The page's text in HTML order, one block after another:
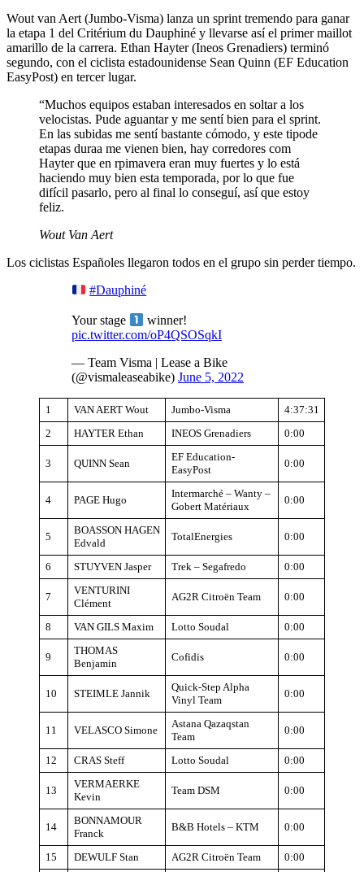
Wout van Aert (Jumbo-Visma) lanza un sprint tremendo para ganar
la etapa 1 del Critérium du Dauphiné y llevarse así el primer maillot
amarillo de la carrera. Ethan Hayter (Ineos Grenadiers) terminó
segundo, con el ciclista estadounidense Sean Quinn (EF Education
EasyPost) en tercer lugar.
“Muchos equipos estaban interesados ​​en soltar a los
velocistas. Pude aguantar y me sentí bien para el sprint.
En las subidas me sentí bastante cómodo, y este tipode
etapas duraa me vienen bien, hay corredores com
Hayter que en rpimavera eran muy fuertes y lo está
haciendo muy bien esta temporada, por lo que fue
difícil pasarlo, pero al final lo conseguí, así que estoy
feliz.
Wout Van Aert
Los ciclistas Españoles llegaron todos en el grupo sin perder tiempo.
#Dauphiné
Your stage
winner!
pic.twitter.com/oP4QSOSqkI
— Team Visma | Lease a Bike
(@vismaleaseabike) June 5, 2022
1 VAN AERT Wout Jumbo-Visma
4:37:31
2
HAYTER Ethan INEOS Grenadiers 0:00
3 QUINN Sean
EF Education-
EasyPost
0:00
4 PAGE Hugo
Intermarché – Wanty –
Gobert Matériaux
0:00
5
BOASSON HAGEN
Edvald
TotalEnergies 0:00
6 STUYVEN Jasper Trek – Segafredo 0:00
7
VENTURINI
Clément
AG2R Citroën Team 0:00
8 VAN GILS Maxim Lotto Soudal 0:00
9
THOMAS
Benjamin
Cofidis 0:00
10 STEIMLE Jannik
Quick-Step Alpha
Vinyl Team
0:00
11 VELASCO Simone
Astana Qazaqstan
Team
0:00
12 CRAS Steff Lotto Soudal 0:00
13
VERMAERKE
Kevin
Team DSM 0:00
14
BONNAMOUR
Franck
B&B Hotels – KTM 0:00
15 DEWULF Stan AG2R Citroën Team
0:00